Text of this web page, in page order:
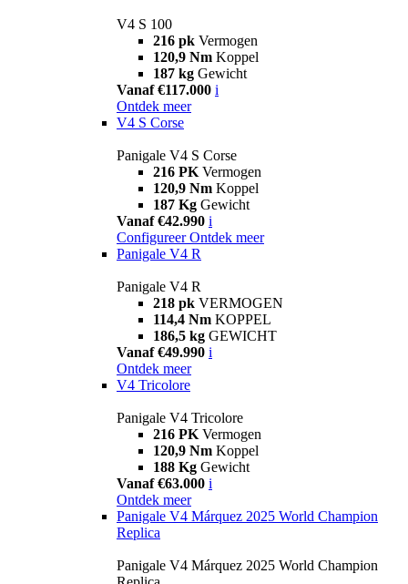
V4 S 100
216 pk Vermogen
120,9 Nm Koppel
187 kg Gewicht
Vanaf €117.000 i
Ontdek meer
V4 S Corse
Panigale V4 S Corse
216 PK Vermogen
120,9 Nm Koppel
187 Kg Gewicht
Vanaf €42.990 i
Configureer Ontdek meer
Panigale V4 R
Panigale V4 R
218 pk VERMOGEN
114,4 Nm KOPPEL
186,5 kg GEWICHT
Vanaf €49.990 i
Ontdek meer
V4 Tricolore
Panigale V4 Tricolore
216 PK Vermogen
120,9 Nm Koppel
188 Kg Gewicht
Vanaf €63.000 i
Ontdek meer
Panigale V4 Márquez 2025 World Champion
Replica
Panigale V4 Márquez 2025 World Champion